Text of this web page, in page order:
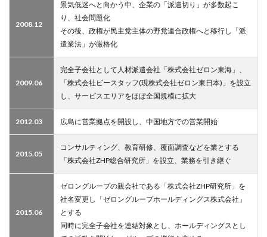
2008.12
景気低迷へと向かう中、企業の「派遣切り」が多数起こ
り、社会問題化
その後、政権が民主党主体の野党連合政権へと移行し「派
遣業法」が厳格化
2009.06
完全子会社として人材派遣会社「株式会社ゼロン東海」、
「株式会社ビースタッフ(現株式会社ゼロン東日本)」を設立
し、サービスエリアをほぼ全国規模に拡大
2012.03 広島に営業拠点を開設し、中国地方での営業開始
2015.05
コンサルティング、教育研修、覆面調査などを業とする
「株式会社ZHP総合研究所」を設立、業務を引き継ぐ
2015.06
ゼロングループの親会社である「株式会社ZHP研究所」を
社名変更し「ゼロングループホールディングス株式会社」
とする
同時に完全子会社を連結対象とし、ホールディングスとし